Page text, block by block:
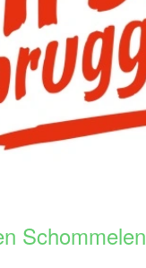
Schommelen